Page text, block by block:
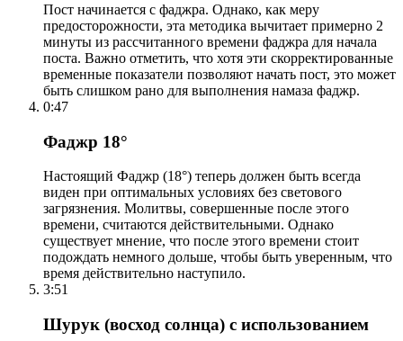
Пост начинается с фаджра. Однако, как меру
предосторожности, эта методика вычитает примерно 2
минуты из рассчитанного времени фаджра для начала
поста. Важно отметить, что хотя эти скорректированные
временные показатели позволяют начать пост, это может
быть слишком рано для выполнения намаза фаджр.
0:47
Фаджр 18°
Настоящий Фаджр (18°) теперь должен быть всегда
виден при оптимальных условиях без светового
загрязнения. Молитвы, совершенные после этого
времени, считаются действительными. Однако
существует мнение, что после этого времени стоит
подождать немного дольше, чтобы быть уверенным, что
время действительно наступило.
3:51
Шурук (восход солнца) с использованием